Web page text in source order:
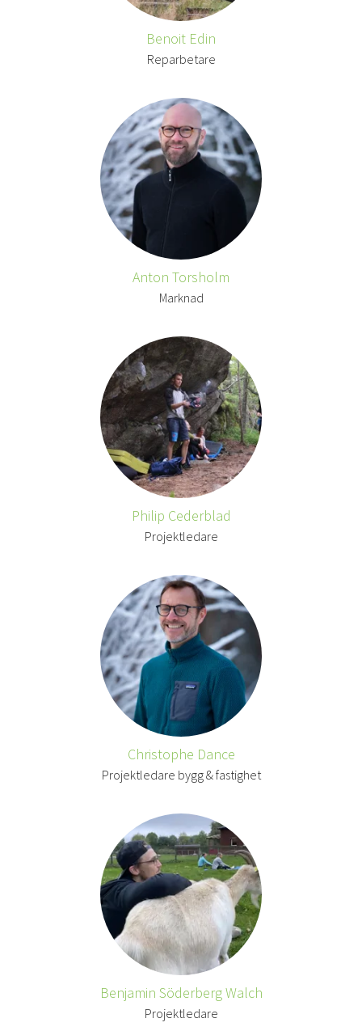
Benoit Edin
Reparbetare
Anton Torsholm
Marknad
Philip Cederblad
Projektledare
Christophe Dance
Projektledare bygg & fastighet
Benjamin Söderberg Walch
Projektledare